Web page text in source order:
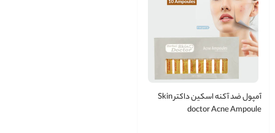
آمپول ضد آکنه اسکین داکتر Skin
doctor Acne Ampoule